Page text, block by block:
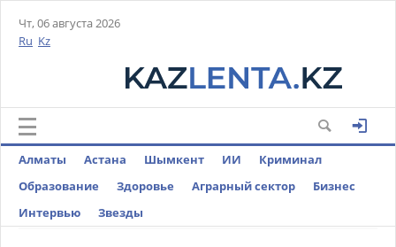
Чт, 06 августа 2026
Ru Kz
Алматы Астана Шымкент ИИ
Криминал
Образование
Здоровье Аграрный сектор
Бизнес
Интервью
Звезды